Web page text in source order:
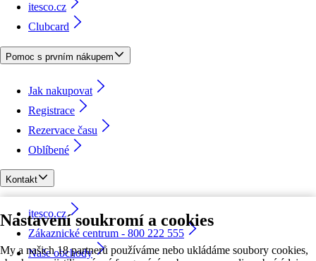
Nastavení soukromí a cookies
My a našich 18 partnerů používáme nebo ukládáme soubory cookies,
itesco.cz
Clubcard
Pomoc s prvním nákupem
Jak nakupovat
Registrace
Rezervace času
Oblíbené
Kontakt
itesco.cz
Zákaznické centrum - 800 222 555
Naše obchody